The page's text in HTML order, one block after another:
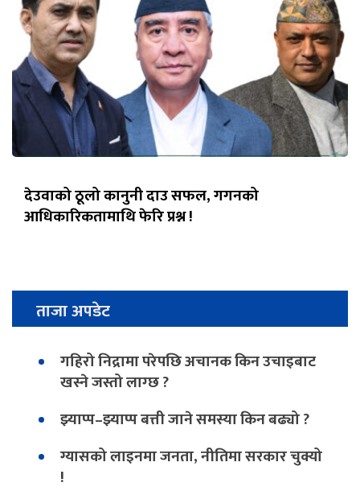
देउवाको ठूलो कानुनी दाउ सफल, गगनको
आधिकारिकतामाथि फेरि प्रश्न !
ताजा अपडेट
गहिरो निद्रामा परेपछि अचानक किन उचाइबाट
खस्ने जस्तो लाग्छ ?
झ्याप्प–झ्याप्प बत्ती जाने समस्या किन बढ्यो ?
ग्यासको लाइनमा जनता, नीतिमा सरकार चुक्यो
!